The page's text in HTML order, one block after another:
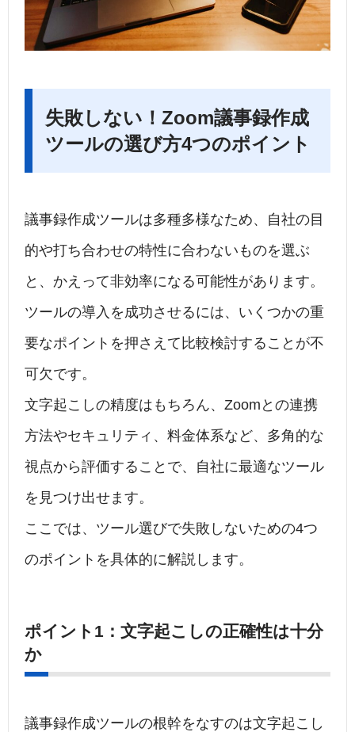
失敗しない！Zoom議事録作成
ツールの選び方4つのポイント
議事録作成ツールは多種多様なため、自社の目
的や打ち合わせの特性に合わないものを選ぶ
と、かえって非効率になる可能性があります。
ツールの導入を成功させるには、いくつかの重
要なポイントを押さえて比較検討することが不
可欠です。
文字起こしの精度はもちろん、Zoomとの連携
方法やセキュリティ、料金体系など、多角的な
視点から評価することで、自社に最適なツール
を見つけ出せます。
ここでは、ツール選びで失敗しないための4つ
のポイントを具体的に解説します。
ポイント1：文字起こしの正確性は十分
か
議事録作成ツールの根幹をなすのは文字起こし